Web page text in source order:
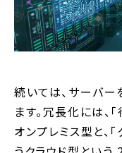
続いては、サーバ
ます。冗長化には、
オンプレミス型と、